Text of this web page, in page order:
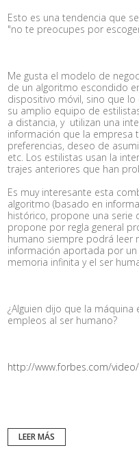
Esto es una tendencia que
"no te preocupes por
Me gusta el modelo de
de un algoritmo escondido
dispositivo móvil, sino que
su amplio equipo de
a distancia, y utilizan una
información que la empresa
preferencias, deseo de
etc. Los estilistas usan la
trajes anteriores que han
Es muy interesante esta
algoritmo (basado en
histórico, propone una serie
propone por regla general
humano siempre podrá leer
información aportada por un
memoria infinita y el ser
¿Alguien dijo que la
empleos al ser humano?
http://www.forbes.com/
LEER MÁS